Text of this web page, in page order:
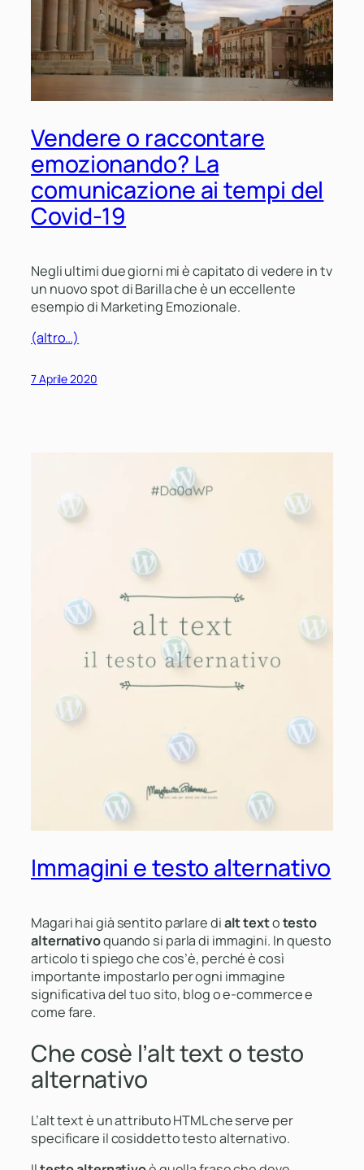
Vendere o raccontare
emozionando? La
comunicazione ai tempi del
Covid-19
Negli ultimi due giorni mi è capitato di vedere in tv
un nuovo spot di Barilla che è un eccellente
esempio di Marketing Emozionale.
(altro…)
7 Aprile 2020
Immagini e testo alternativo
Magari hai già sentito parlare dialt textotesto
alternativoquando si parla di immagini. In questo
articolo ti spiego che cos’è, perché è così
importante impostarlo per ogni immagine
significativa del tuo sito, blog o e-commerce e
come fare.
Che cosè l’alt text o testo
alternativo
L’alt text è un attributo HTML che serve per
specificare il cosiddettotesto alternativo.